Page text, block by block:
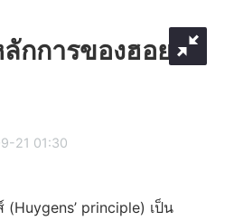
กการของฮอย
21 01:30
principle) เป็น